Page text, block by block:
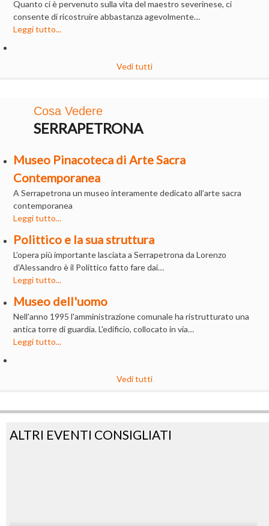
Quanto ci è pervenuto sulla vita del maestro severinese, ci
consente di ricostruire abbastanza agevolmente…
Leggi tutto...
Vedi tutti
Cosa Vedere
SERRAPETRONA
Museo Pinacoteca di Arte Sacra
Contemporanea
A Serrapetrona un museo interamente dedicato all’arte sacra
contemporanea
Leggi tutto...
Polittico e la sua struttura
L’opera più importante lasciata a Serrapetrona da Lorenzo
d’Alessandro è il Polittico fatto fare dai…
Leggi tutto...
Museo dell'uomo
Nell'anno 1995 l'amministrazione comunale ha ristrutturato una
antica torre di guardia. L'edificio, collocato in via…
Leggi tutto...
Vedi tutti
ALTRI EVENTI CONSIGLIATI